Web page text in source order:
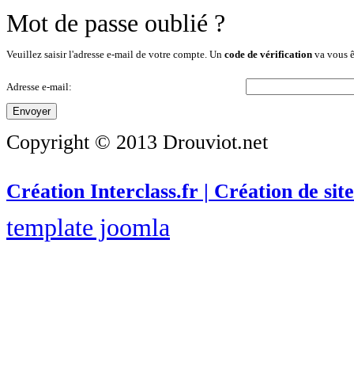
Mot de passe oublié ?
Veuillez saisir l'adresse e-mail de votre compte. Un code de vérification va vous
Adresse e-mail:
Envoyer
Copyright © 2013 Drouviot.net
Création Interclass.fr | Création de
template joomla